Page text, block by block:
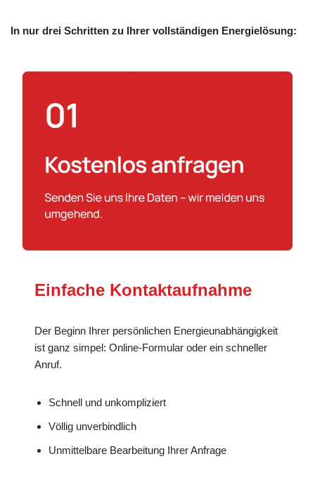
In nur drei Schritten zu Ihrer vollständigen Energielösung:
Einfache Kontaktaufnahme
Der Beginn Ihrer persönlichen Energieunabhängigkeit
ist ganz simpel: Online-Formular oder ein schneller
Anruf.
Schnell und unkompliziert
Völlig unverbindlich
Unmittelbare Bearbeitung Ihrer Anfrage